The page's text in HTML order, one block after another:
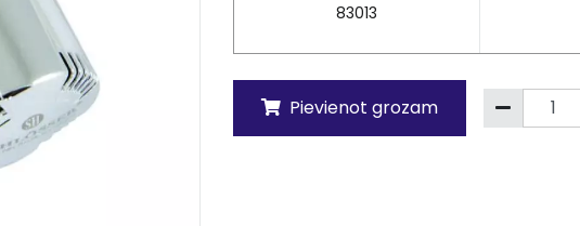
83013
Pievienot grozam